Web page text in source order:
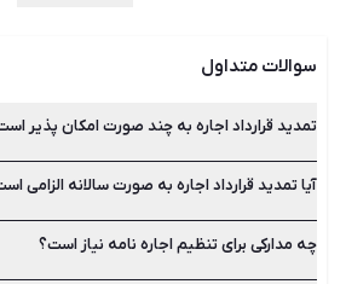
اجاره را به شما معرفی کنند. شیپور با سال‌ها تجربه
همراهی مطمئن در کنار شما
سوالات متداول
تمدید قرارداد اجاره به چند صورت امکان پذیر
تمدید قرارداد اجاره یا همان اجاره نامه به
آیا تمدید قرارداد اجاره به صورت سالانه الزامی
بله تمدید قرارداد اجاره نامه باید در پایان
چه مدارکی برای تنظیم اجاره نامه نیاز است؟